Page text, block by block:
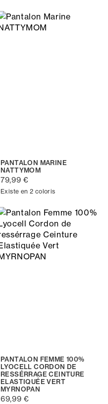
PANTALON MARINE
NATTYMOM
79,99 €
Existe en 2 coloris
PANTALON FEMME 100%
LYOCELL CORDON DE
RESSÉRRAGE CEINTURE
ELASTIQUÉE VERT
MYRNOPAN
69,99 €